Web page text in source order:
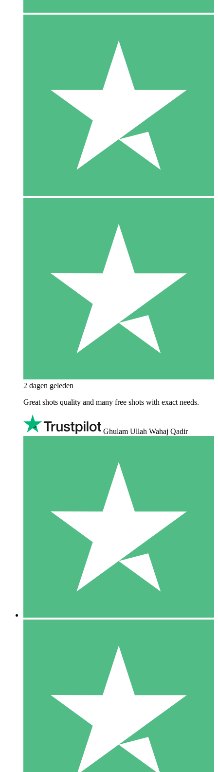
2 dagen geleden
Great shots quality and many free shots with exact needs.
Ghulam Ullah Wahaj Qadir